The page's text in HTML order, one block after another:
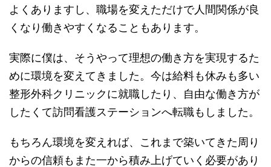
よくありますし、職場を変えただけで人間関係が良
くなり働きやすくなることもあります。
実際に僕は、そうやって理想の働き方を実現するた
めに環境を変えてきました。今は給料も休みも多い
整形外科クリニックに就職したり、自由な働き方が
したくて訪問看護ステーションへ転職もしました。
もちろん環境を変えれば、これまで築いてきた周り
からの信頼もまた一から積み上げていく必要があり